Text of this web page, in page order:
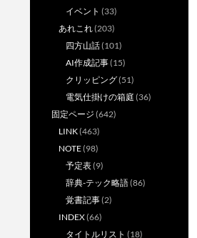
イベント (33)
あれこれ(203)
四方山話(101)
AI作成記事(15)
クリッピング(51)
電気仕掛けの箱庭 (36)
固定ページ (642)
LINK(463)
NOTE(98)
予定表(9)
辞典-テック略語(86)
覚書記事(2)
INDEX(66)
タイトルリスト (18)